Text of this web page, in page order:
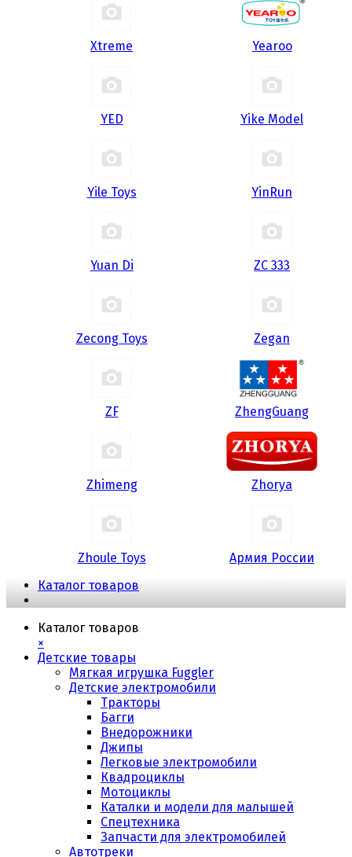
Xtreme Yearoo
YED Yike Model
Yile Toys YinRun
Yuan Di ZC 333
Zecong Toys Zegan
ZF ZhengGuang
Zhimeng Zhorya
Zhoule Toys
Армия России
Каталог товаров
Каталог товаров
×
Детские товары
Мягкая игрушка Fuggler
Детские электромобили
Тракторы
Багги
Внедорожники
Джипы
Легковые электромобили
Квадроциклы
Мотоциклы
Каталки и модели для малышей
Спецтехника
Запчасти для электромобилей
Автотреки